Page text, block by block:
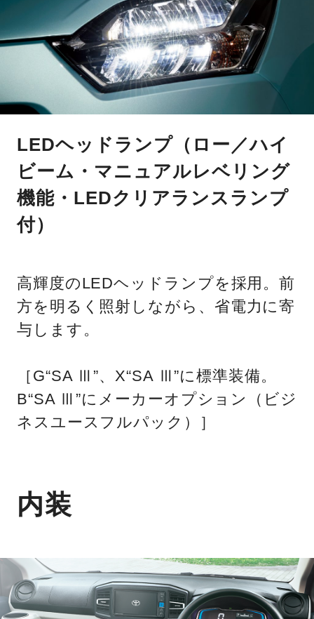
LEDヘッドランプ（ロー／ハイ
ビーム・マニュアルレベリング
機能・LEDクリアランスランプ
付）
高輝度のLEDヘッドランプを採用。前
方を明るく照射しながら、省電力に寄
与します。
［G“SA Ⅲ”、X“SA Ⅲ”に標準装備。
B“SA Ⅲ”にメーカーオプション（ビジ
ネスユースフルパック）］
内装